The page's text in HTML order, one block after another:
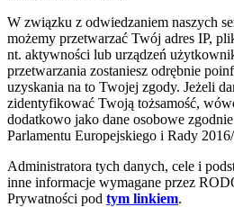
W związku z odwiedzaniem naszych
możemy przetwarzać Twój adres IP,
nt. aktywności lub urządzeń
przetwarzania zostaniesz odrębnie
uzyskania na to Twojej zgody. Jeżeli
zidentyfikować Twoją tożsamość,
dodatkowo jako dane osobowe
Parlamentu Europejskiego i Rady
Administratora tych danych, cele i
inne informacje wymagane przez
Prywatności pod tym linkiem.